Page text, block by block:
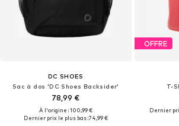
DC SHOES
Sac à dos 'DC Shoes Backsider'
78,99 €
À l'origine : 100,99 €
Dernier prix le plus bas :74,99 €
OFFRE
T-
Dernier